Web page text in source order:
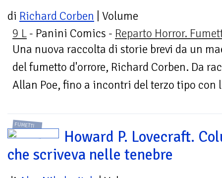
di Richard Corben | Volume
9 L - Panini Comics - Reparto Horror.
Una nuova raccolta di storie brevi da un
del fumetto d'orrore, Richard Corben. Da
Allan Poe, fino a incontri del terzo tipo con
FUMETTI
Howard P. Lovecraft.
che scriveva nelle tenebre